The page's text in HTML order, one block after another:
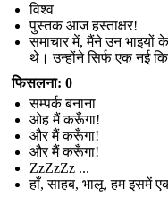
विश्व
पुस्तक आज हस्ताक्षर!
समाचार में, मैंने उन भाइयों के
थे। उन्होंने सिर्फ एक नई
फिसलना: 0
सम्पर्क बनाना
ओह मैं करूँगा!
और मैं करूँगा!
और मैं करूँगा!
ZzZzZz ...
हाँ, साहब, भालू, हम इसमें